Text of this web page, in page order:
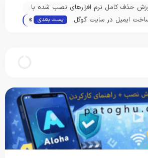
حذف کامل نرم افزارهای نصب شده با
Revo
ایمیل در سایت گوگل
پست بعدی »